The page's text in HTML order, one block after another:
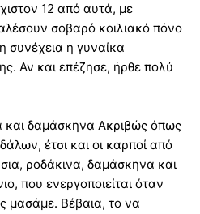
12 από αυτά, με
σοβαρό κοιλιακό πόνο
συνέχεια η γυναίκα
Αν και επέζησε, ήρθε πολύ
και δαμάσκηνα Ακριβώς όπως
έτσι και οι καρποί από
ροδάκινα, δαμάσκηνα και
που ενεργοποιείται όταν
μασάμε. Βέβαια, το να